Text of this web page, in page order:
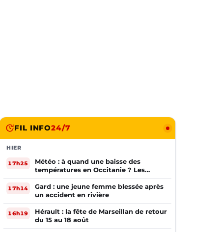
FIL INFO24/7
HIER
17h25
Météo : à quand une baisse des
températures en Occitanie ? Les
prévisions
17h14
Gard : une jeune femme blessée après
un accident en rivière
16h19
Hérault : la fête de Marseillan de retour
du 15 au 18 août